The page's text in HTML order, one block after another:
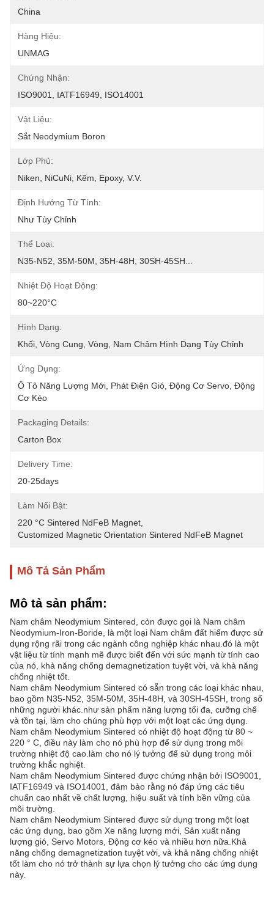
China
Hàng Hiệu:
UNMAG
Chứng Nhận:
ISO9001, IATF16949, ISO14001
Vật Liệu:
Sắt Neodymium Boron
Lớp Phủ:
Niken, NiCuNi, Kẽm, Epoxy, V.v.
Định Hướng Từ Tính:
Như Tùy Chỉnh
Thể Loại:
N35-N52, 35M-50M, 35H-48H, 30SH-45SH...
Nhiệt Độ Hoạt Động:
80~220°C
Hình Dạng:
Khối, Vòng Cung, Vòng, Nam Châm Hình Dạng Tùy Chỉnh
Ứng Dụng:
Ô Tô Năng Lượng Mới, Phát Điện Gió, Động Cơ Servo, Động
Cơ Kéo
Packaging Details:
Carton Box
Delivery Time:
20-25days
Làm Nổi Bật:
220 °C Sintered NdFeB Magnet
Customized Magnetic Orientation Sintered NdFeB Magnet
Mô Tả Sản Phẩm
Mô tả sản phẩm:
Nam châm Neodymium Sintered, còn được gọi là Nam châm
Neodymium-Iron-Boride, là một loại Nam châm đất hiếm được sử
dụng rộng rãi trong các ngành công nghiệp khác nhau.đó là một
vật liệu từ tính mạnh mẽ được biết đến với sức mạnh từ tính cao
của nó, khả năng chống demagnetization tuyệt vời, và khả năng
chống nhiệt tốt.
Nam châm Neodymium Sintered có sẵn trong các loại khác nhau,
bao gồm N35-N52, 35M-50M, 35H-48H, và 30SH-45SH, trong số
những người khác.như sản phẩm năng lượng tối đa, cưỡng chế
và tồn tại, làm cho chúng phù hợp với một loạt các ứng dụng.
Nam châm Neodymium Sintered có nhiệt độ hoạt động từ 80 ~
220 ° C, điều này làm cho nó phù hợp để sử dụng trong môi
trường nhiệt độ cao.làm cho nó lý tưởng để sử dụng trong môi
trường khắc nghiệt.
Nam châm Neodymium Sintered được chứng nhận bởi ISO9001,
IATF16949 và ISO14001, đảm bảo rằng nó đáp ứng các tiêu
chuẩn cao nhất về chất lượng, hiệu suất và tính bền vững của
môi trường.
Nam châm Neodymium Sintered được sử dụng trong một loạt
các ứng dụng, bao gồm Xe năng lượng mới, Sản xuất năng
lượng gió, Servo Motors, Động cơ kéo và nhiều hơn nữa.Khả
năng chống demagnetization tuyệt vời, và khả năng chống nhiệt
tốt làm cho nó trở thành sự lựa chọn lý tưởng cho các ứng dụng
này.